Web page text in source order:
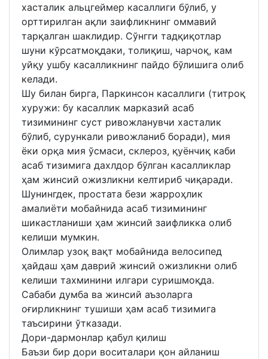
хасталик альцгеймер касаллиги бўлиб, у
орттирилган ақли заифликнинг оммавий
тарқалган шаклидир. Сўнгги тадқиқотлар
шуни кўрсатмоқдаки, толиқиш, чарчоқ, кам
уйқу ушбу касалликнинг пайдо бўлишига олиб
келади.
Шу билан бирга, Паркинсон касаллиги (титроқ
хуружи: бу касаллик марказий асаб
тизимининг суст ривожланувчи хасталик
бўлиб, сурункали ривожланиб боради), мия
ёки орқа мия ўсмаси, склероз, қуёнчиқ каби
асаб тизимига дахлдор бўлган касалликлар
ҳам жинсий ожизликни келтириб чиқаради.
Шунингдек, простата бези жарроҳлик
амалиёти мобайнида асаб тизимининг
шикастланиши ҳам жинсий заифликка олиб
келиши мумкин.
Олимлар узоқ вақт мобайнида велосипед
ҳайдаш ҳам даврий жинсий ожизликни олиб
келиши тахминини илгари суришмоқда.
Сабаби думба ва жинсий аъзоларга
оғирликнинг тушиши ҳам асаб тизимига
таъсирини ўтказади.
Дори-дармонлар қабул қилиш
Баъзи бир дори воситалари қон айланиш